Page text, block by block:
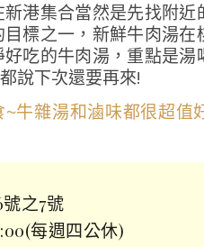
港集合當然是先找附
標之一，新鮮牛肉湯在
吃的牛肉湯，重點是湯
說下次還要再來!
之7號
每週四公休)